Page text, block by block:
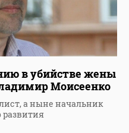
в убийстве жены
Моисеенко
а ныне начальник
развития